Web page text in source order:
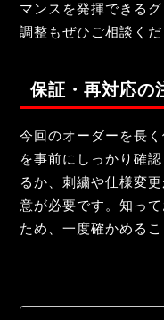
マンスを発揮できる
調整もぜひご相談くだ
保証・再対応の
今回のオーダーを長
を事前にしっかり確
るか、刺繍や仕様変
意が必要です。知っ
ため、一度確かめる